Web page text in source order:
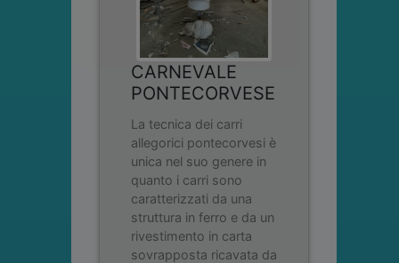
CARNEVALE
PONTECORVESE
La tecnica dei carri
allegorici pontecorvesi è
unica nel suo genere in
quanto i carri sono
caratterizzati da una
struttura in ferro e da un
rivestimento in carta
sovrapposta ricavata da